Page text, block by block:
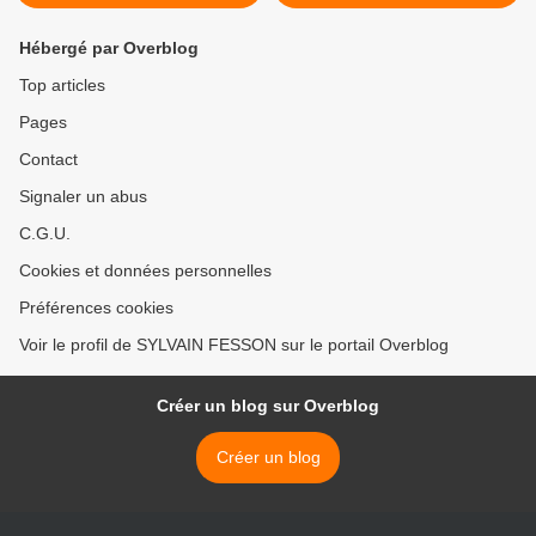
Hébergé par Overblog
Top articles
Pages
Contact
Signaler un abus
C.G.U.
Cookies et données personnelles
Préférences cookies
Voir le profil de SYLVAIN FESSON sur le portail Overblog
Créer un blog sur Overblog
Créer un blog